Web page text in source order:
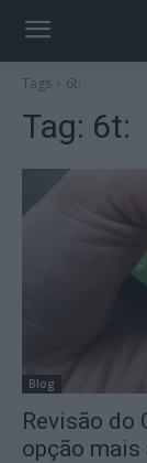
Tags 6t:
Tag: 6t:
Blog
Revisão do
opção